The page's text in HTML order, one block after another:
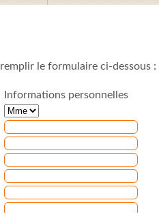
le formulaire ci-dessous :
Informations personnelles